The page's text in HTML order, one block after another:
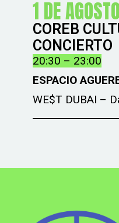
1 DE
COREB
CONCIERTO
20:30 – 23:00
ESPACIO
WE$T DUBAI –